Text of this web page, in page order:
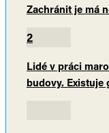
Zachránit je má
2
Lidé v práci
budovy. Existuje